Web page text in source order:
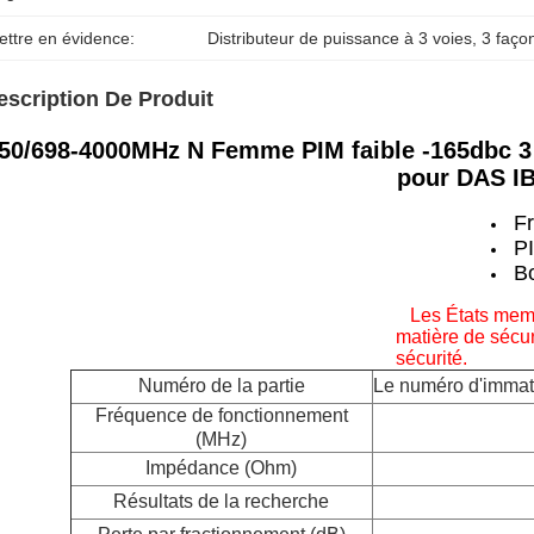
en évidence: Distributeur de puissance à 3 voies , 3
De Produit
698-4000MHz N Femme PIM faible -
pour DAS
Les États
matière de
sécurité.
Numéro de la partie
Le numéro
Fréquence de fonctionnement
(MHz)
Impédance (Ohm)
Résultats de la recherche